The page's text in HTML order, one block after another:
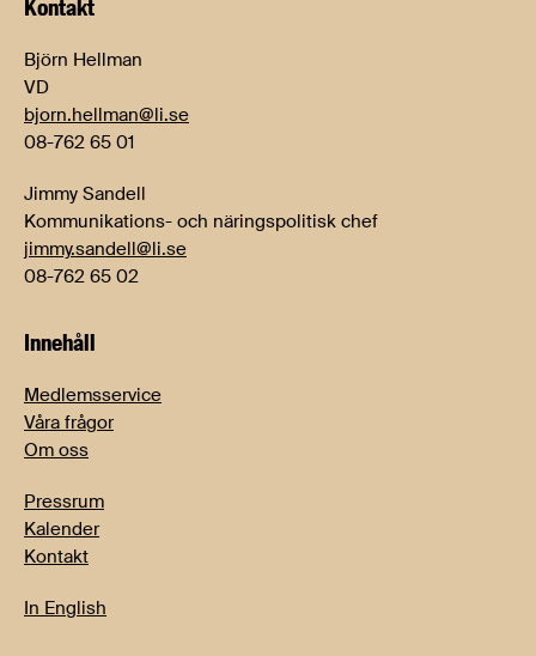
Kontakt
Björn Hellman
VD
bjorn.hellman@li.se
08-762 65 01
Jimmy Sandell
Kommunikations- och näringspolitisk chef
jimmy.sandell@li.se
08-762 65 02
Innehåll
Medlemsservice
Våra frågor
Om oss
Pressrum
Kalender
Kontakt
In English